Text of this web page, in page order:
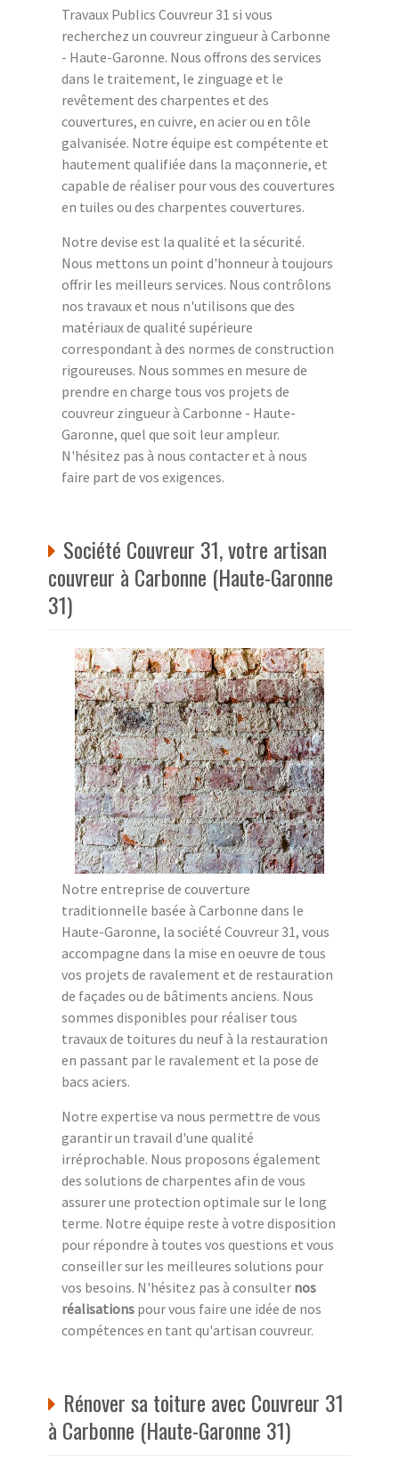
Travaux Publics Couvreur 31 si vous
recherchez un couvreur zingueur à Carbonne
- Haute-Garonne. Nous offrons des services
dans le traitement, le zinguage et le
revêtement des charpentes et des
couvertures, en cuivre, en acier ou en tôle
galvanisée. Notre équipe est compétente et
hautement qualifiée dans la maçonnerie, et
capable de réaliser pour vous des couvertures
en tuiles ou des charpentes couvertures.
Notre devise est la qualité et la sécurité.
Nous mettons un point d'honneur à toujours
offrir les meilleurs services. Nous contrôlons
nos travaux et nous n'utilisons que des
matériaux de qualité supérieure
correspondant à des normes de construction
rigoureuses. Nous sommes en mesure de
prendre en charge tous vos projets de
couvreur zingueur à Carbonne - Haute-
Garonne, quel que soit leur ampleur.
N'hésitez pas à nous contacter et à nous
faire part de vos exigences.
Société Couvreur 31, votre artisan
couvreur à Carbonne (Haute-Garonne
31)
Notre entreprise de couverture
traditionnelle basée à Carbonne dans le
Haute-Garonne, la société Couvreur 31, vous
accompagne dans la mise en oeuvre de tous
vos projets de ravalement et de restauration
de façades ou de bâtiments anciens. Nous
sommes disponibles pour réaliser tous
travaux de toitures du neuf à la restauration
en passant par le ravalement et la pose de
bacs aciers.
Notre expertise va nous permettre de vous
garantir un travail d'une qualité
irréprochable. Nous proposons également
des solutions de charpentes afin de vous
assurer une protection optimale sur le long
terme. Notre équipe reste à votre disposition
pour répondre à toutes vos questions et vous
conseiller sur les meilleures solutions pour
vos besoins. N'hésitez pas à consulter nos
réalisations pour vous faire une idée de nos
compétences en tant qu'artisan couvreur.
Rénover sa toiture avec Couvreur 31
à Carbonne (Haute-Garonne 31)